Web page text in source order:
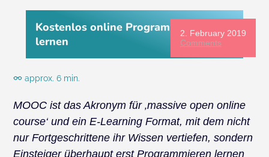
2. February 2019
Comments
Kostenlos online Programmieren
lernen
approx. 6 min.
MOOC ist das Akronym für ‚massive open online
course‘ und ein E-Learning Format, mit dem nicht
nur Fortgeschrittene ihr Wissen vertiefen, sondern
Einsteiger überhaupt erst Programmieren lernen